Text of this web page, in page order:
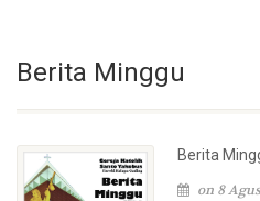
Berita Minggu
Berita
on 8